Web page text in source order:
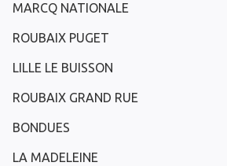
MARCQ NATIONALE
ROUBAIX PUGET
LILLE LE BUISSON
ROUBAIX GRAND RUE
BONDUES
LA MADELEINE